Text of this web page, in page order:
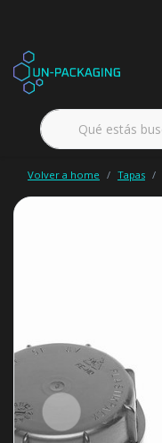
Volver a home Tapas